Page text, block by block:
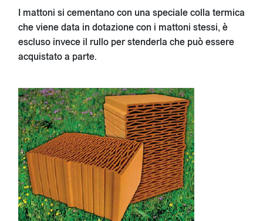
I mattoni si cementano con una speciale colla termica
che viene data in dotazione con i mattoni stessi, è
escluso invece il rullo per stenderla che può essere
acquistato a parte.